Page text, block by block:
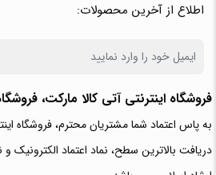
اطلاع از آخرین محصولات:
فروشگاه اینترنتی آتی‌ کالا مارکت،
به پاس اعتماد شما مشتریان محترم، فروشگاه
دریافت بالاترین سطح، نماد اعتماد الکترونیک